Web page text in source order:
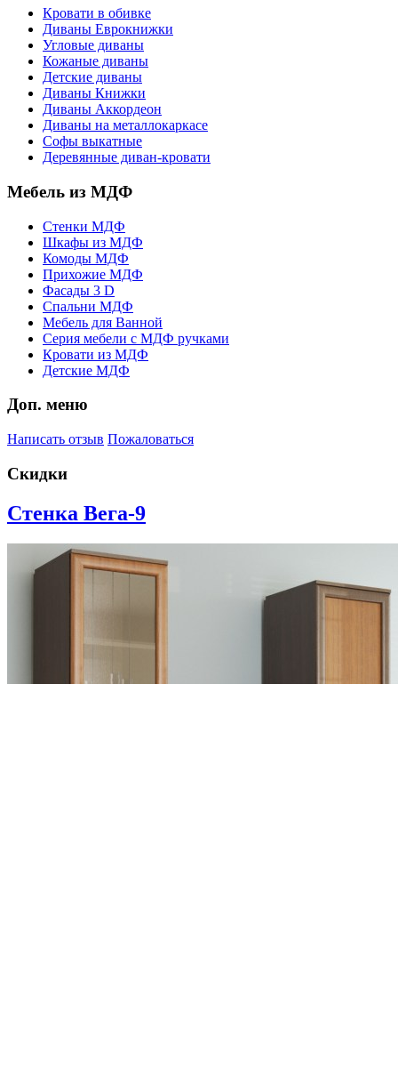
Кровати в обивке
Диваны Еврокнижки
Угловые диваны
Кожаные диваны
Детские диваны
Диваны Книжки
Диваны Аккордеон
Диваны на металлокаркасе
Софы выкатные
Деревянные диван-кровати
Мебель из МДФ
Стенки МДФ
Шкафы из МДФ
Комоды МДФ
Прихожие МДФ
Фасады 3 D
Спальни МДФ
Мебель для Ванной
Серия мебели с МДФ ручками
Кровати из МДФ
Детские МДФ
Доп. меню
Написать отзыв Пожаловаться
Скидки
Стенка Вега-9